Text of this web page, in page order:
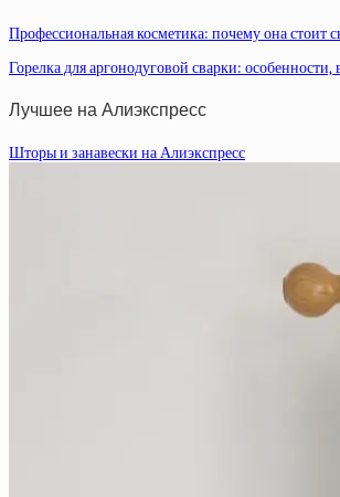
Профессиональная косметика: почему она стоит
Горелка для аргонодуговой сварки:
Лучшее на Алиэкспресс
Шторы и занавески на Алиэкспресс